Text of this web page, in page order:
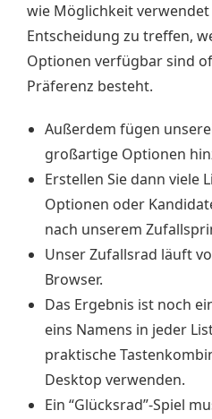
wie Möglichkeit
Entscheidung zu treffen,
Optionen verfügbar sind
Präferenz besteht.
Außerdem fügen
großartige Optionen
Erstellen Sie dann viele
Optionen oder
nach unserem
Unser Zufallsrad läuft
Browser.
Das Ergebnis ist noch
eins Namens in jeder
praktische
Desktop verwenden.
Ein “Glücksrad”-Spiel